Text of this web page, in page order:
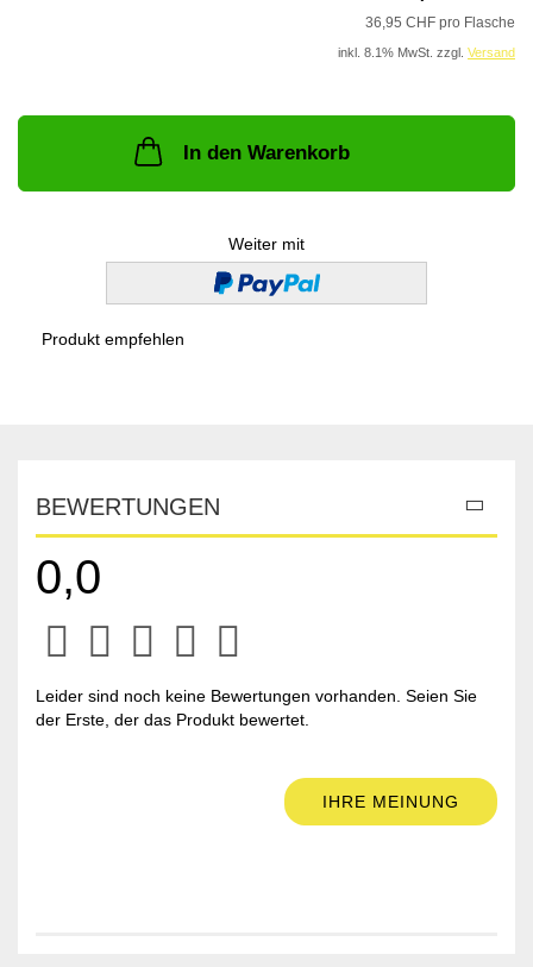
36,95 CHF pro Flasche
inkl. 8.1% MwSt. zzgl. Versand
In den Warenkorb
Weiter mit
Produkt empfehlen
BEWERTUNGEN
0,0
Leider sind noch keine Bewertungen vorhanden. Seien Sie
der Erste, der das Produkt bewertet.
IHRE MEINUNG